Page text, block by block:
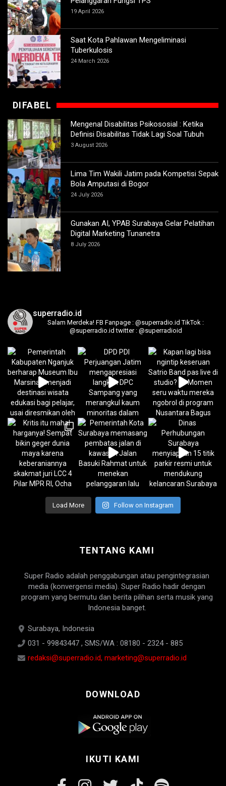
19 April 2026
Saat Kota Pahlawan Mengeliminasi
Tuberkulosis
24 March 2026
DIFABEL
Mengenal Disabilitas Psikososial : Ketika
Definisi Disabilitas Tidak Lagi Soal Tubuh
3 August 2026
Lima Tim Wakili Jatim pada Kompetisi Sepak
Bola Amputasi di Bogor
24 July 2026
Gunakan AI, YPAB Surabaya Gelar Pelatihan
Digital Marketing Tunanetra
8 July 2026
superradio.id
Salam Merdeka! FB Fanpage : @superradio.id TikTok :
@superradio.id twitter : @superradioid
Load More Follow on Instagram
TENTANG KAMI
Super Radio adalah penggabungan atau pengintegrasian
media (konvergensi media). Super Radio hadir dengan
program yang bermutu dan berita pilihan serta musik yang
Indonesia banget.
Surabaya, Indonesia
031 - 99843447 , SMS/WA : 08180 - 2324 - 885
redaksi@superradio.id, marketing@superradio.id
DOWNLOAD
IKUTI KAMI